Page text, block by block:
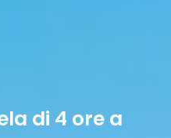
di 4 ore a